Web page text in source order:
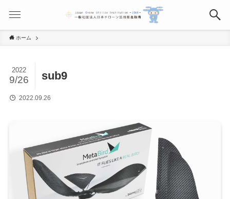
ホーム
sub9
2022
9/26
2022.09.26